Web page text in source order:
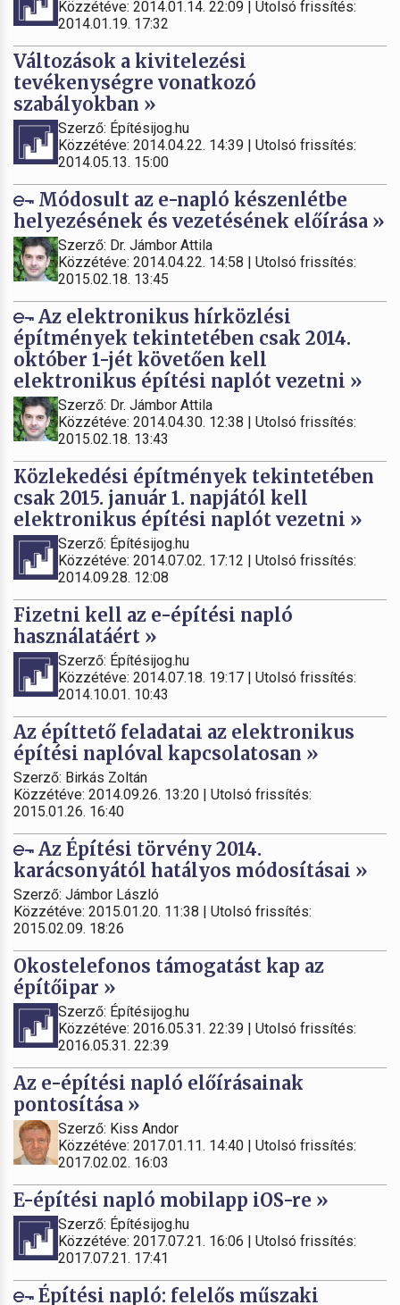
Közzétéve: 2014.01.14. 22:09 | Utolsó frissítés:
2014.01.19. 17:32
Változások a kivitelezési
tevékenységre vonatkozó
szabályokban »
Szerző: Építésijog.hu
Közzétéve: 2014.04.22. 14:39 | Utolsó frissítés:
2014.05.13. 15:00
Módosult az e-napló készenlétbe
helyezésének és vezetésének előírása »
Szerző: Dr. Jámbor Attila
Közzétéve: 2014.04.22. 14:58 | Utolsó frissítés:
2015.02.18. 13:45
Az elektronikus hírközlési
építmények tekintetében csak 2014.
október 1-jét követően kell
elektronikus építési naplót vezetni »
Szerző: Dr. Jámbor Attila
Közzétéve: 2014.04.30. 12:38 | Utolsó frissítés:
2015.02.18. 13:43
Közlekedési építmények tekintetében
csak 2015. január 1. napjától kell
elektronikus építési naplót vezetni »
Szerző: Építésijog.hu
Közzétéve: 2014.07.02. 17:12 | Utolsó frissítés:
2014.09.28. 12:08
Fizetni kell az e-építési napló
használatáért »
Szerző: Építésijog.hu
Közzétéve: 2014.07.18. 19:17 | Utolsó frissítés:
2014.10.01. 10:43
Az építtető feladatai az elektronikus
építési naplóval kapcsolatosan »
Szerző: Birkás Zoltán
Közzétéve: 2014.09.26. 13:20 | Utolsó frissítés:
2015.01.26. 16:40
Az Építési törvény 2014.
karácsonyától hatályos módosításai »
Szerző: Jámbor László
Közzétéve: 2015.01.20. 11:38 | Utolsó frissítés:
2015.02.09. 18:26
Okostelefonos támogatást kap az
építőipar »
Szerző: Építésijog.hu
Közzétéve: 2016.05.31. 22:39 | Utolsó frissítés:
2016.05.31. 22:39
Az e-építési napló előírásainak
pontosítása »
Szerző: Kiss Andor
Közzétéve: 2017.01.11. 14:40 | Utolsó frissítés:
2017.02.02. 16:03
E-építési napló mobilapp iOS-re »
Szerző: Építésijog.hu
Közzétéve: 2017.07.21. 16:06 | Utolsó frissítés:
2017.07.21. 17:41
Építési napló: felelős műszaki